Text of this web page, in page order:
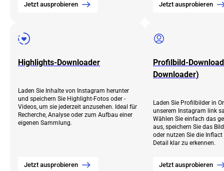
Jetzt ausprobieren Jetzt ausprobieren
Highlights-Downloader
Laden Sie Inhalte von Instagram herunter
und speichern Sie Highlight-Fotos oder -
Videos, um sie jederzeit anzusehen. Ideal für
Recherche, Analyse oder zum Aufbau einer
eigenen Sammlung.
Jetzt ausprobieren
Profilbild-
Downloader)
Laden Sie Profilbilder in
unserem Instagram link
Wählen Sie einfach das
aus, speichern Sie das
oder nutzen Sie die
Detail klar zu erkennen.
Jetzt ausprobieren